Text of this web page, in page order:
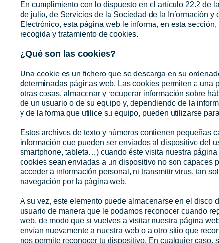
En cumplimiento con lo dispuesto en el artículo 22.2 de
de julio, de Servicios de la Sociedad de la Información y
Electrónico, esta página web le informa, en esta
recogida y tratamiento de cookies.
¿Qué son las cookies?
Una cookie es un fichero que se descarga en su
determinadas páginas web. Las cookies permiten a una
otras cosas, almacenar y recuperar información sobre
de un usuario o de su equipo y, dependiendo de la
y de la forma que utilice su equipo, pueden utilizarse
Estos archivos de texto y números contienen pequeñas
información que pueden ser enviados al dispositivo del
smartphone, tableta…) cuando éste visita nuestra página
cookies sean enviadas a un dispositivo no son capaces
acceder a información personal, ni transmitir virus, tan
navegación por la página web.
A su vez, este elemento puede almacenarse en el disco
usuario de manera que le podamos reconocer cuando
web, de modo que si vuelves a visitar nuestra página
envían nuevamente a nuestra web o a otro sitio que
nos permite reconocer tu dispositivo. En cualquier caso,